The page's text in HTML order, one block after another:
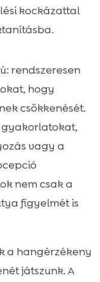
kockázattal
rendszeresen
hogy
csökkenését.
vagy a
nem csak a
figyelmét is
a hangérzékeny
játszunk. A